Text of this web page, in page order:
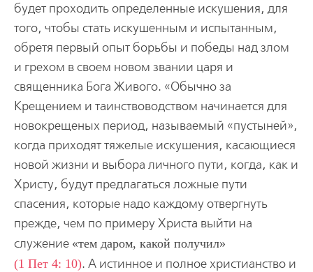
будет проходить определенные­ искушения, для
того, чтобы стать искушенным и испытанным,
обретя­ первый опыт борьбы и победы над злом
и грехом в своем новом звании царя и
священника Бога Живого. «Обычно за
Крещением и таинствовод­ством начинается для
новокрещеных период, называемый «пустыней»,
когда приходят тяжелые искушения, касающиеся
новой жизни и выбо­ра личного пути, когда, как и
Христу, будут предлагаться ложные пути
спасения, которые надо каждому отвергнуть
прежде, чем по примеру Христа выйти на
служение
тем даром, какой получил
(1 Пет 4: 10). А истинное и полное христианство и